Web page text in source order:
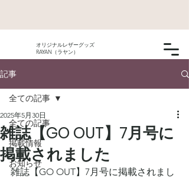
オリジナルレザーグッズ
RAYAN（ラヤン）
記事
全ての記事
掲載情報
お知らせ
全ての記事
雑誌【GO OUT】7月号に
掲載されました
2025年5月30日
雑誌【GO OUT】7月号に掲載されまし